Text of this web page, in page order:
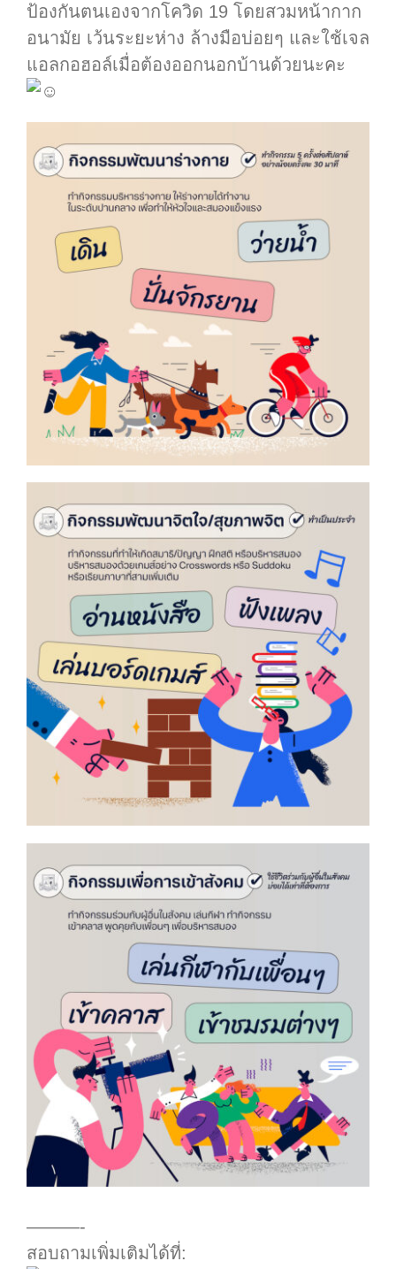
ป้องกันตนเองจากโควิด 19 โดยสวมหน้ากาก
อนามัย เว้นระยะห่าง ล้างมือบ่อยๆ และใช้เจล
แอลกอฮอล์เมื่อต้องออกนอกบ้านด้วยนะคะ
———-
สอบถามเพิ่มเติมได้ที่: